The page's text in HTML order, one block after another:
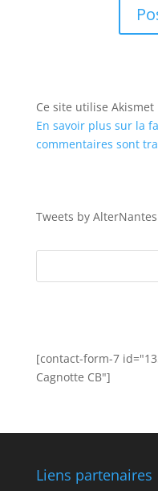
Ce site utilise
En savoir plus sur la
commentaires sont
Tweets by
[contact-form-7
Cagnotte CB"]
Liens partenaires